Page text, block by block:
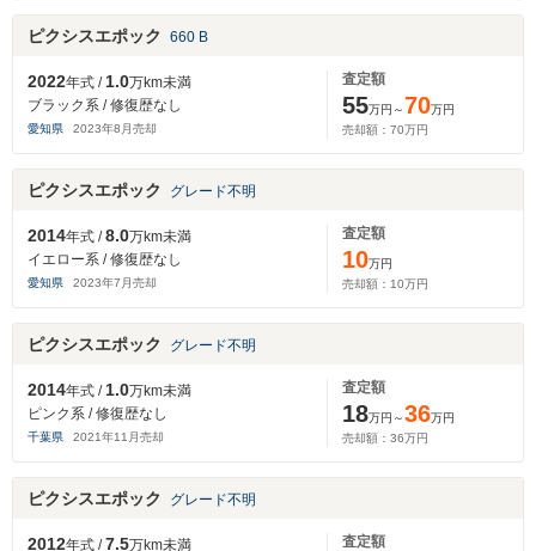
ピクシスエポック 660 B
2022年式 /1.0万km未満
ブラック系 / 修復歴なし
愛知県 2023年8 月売却
査定額
55万円～70万円
売却額： 70万円
ピクシスエポック グレード不明
2014年式 /8.0万km未満
イエロー系 / 修復歴なし
愛知県 2023年7 月売却
査定額
10万円
売却額： 10万円
ピクシスエポック グレード不明
2014年式 /1.0万km未満
ピンク系 / 修復歴なし
千葉県 2021年11 月売却
査定額
18万円～36万円
売却額： 36万円
ピクシスエポック グレード不明
2012年式 /7.5万km未満
査定額